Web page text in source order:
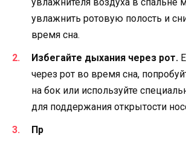
увлажнить ротовую полость и
время сна.
Избегайте дыхания через рот.
через рот во время сна,
на бок или используйте
для поддержания открытости
Пр